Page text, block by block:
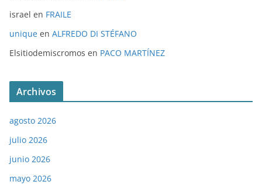
israel en FRAILE
unique en ALFREDO DI STÉFANO
Elsitiodemiscromos en PACO MARTÍNEZ
Archivos
agosto 2026
julio 2026
junio 2026
mayo 2026